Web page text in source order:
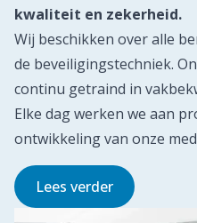
kwaliteit en zekerheid.
Wij beschikken over alle
de beveiligingstechniek.
continu getraind in
Elke dag werken we aan
ontwikkeling van onze
Lees verder